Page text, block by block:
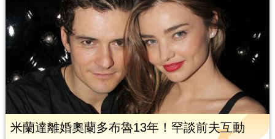
米蘭達離婚奧蘭多布魯13年！罕談前夫互動